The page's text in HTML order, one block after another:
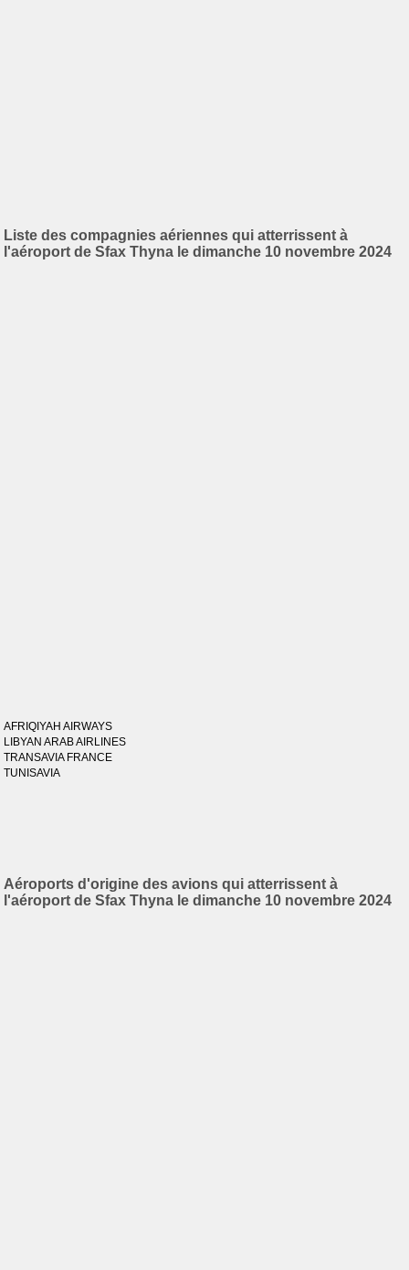
Liste des compagnies aériennes qui atterrissent à
l'aéroport de Sfax Thyna le dimanche 10 novembre 2024
AFRIQIYAH AIRWAYS
LIBYAN ARAB AIRLINES
TRANSAVIA FRANCE
TUNISAVIA
Aéroports d'origine des avions qui atterrissent à
l'aéroport de Sfax Thyna le dimanche 10 novembre 2024